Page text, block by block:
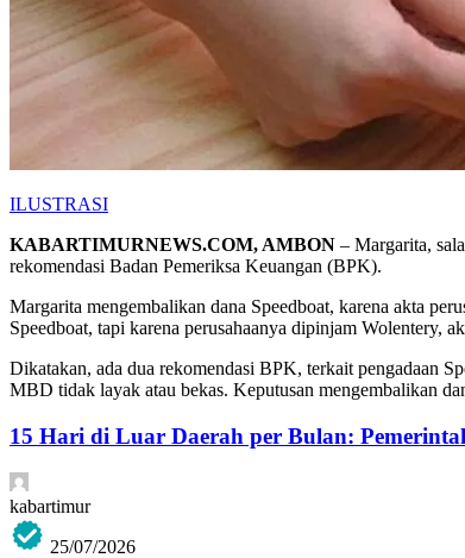
ILUSTRASI
KABARTIMURNEWS.COM, AMBON – Margarita,
rekomendasi Badan Pemeriksa Keuangan (BPK).
Margarita mengembalikan dana Speedboat, karena akta
Speedboat, tapi karena perusahaanya dipinjam Wolentery,
Dikatakan, ada dua rekomendasi BPK, terkait pengadaan
MBD tidak layak atau bekas. Keputusan mengembalikan
15 Hari di Luar Daerah per Bulan:
kabartimur
25/07/2026